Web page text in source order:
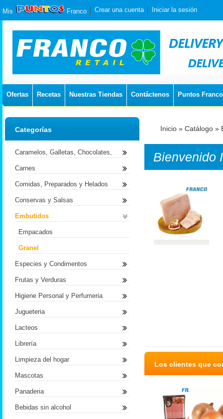
Mis Franco Crear una cuenta Iniciar la sesión
Ofertas Recetas Nuestras Tiendas Contáctenos Puntos Franco
Inicio » Catálogo »
Bienvenido
Los clientes que
Categorías
Caramelos, Galletas, Chocolates,
Carnes
Comidas, Preparados y Helados
Conservas y Salsas
Embutidos
Empacados
Granel
Especies y Condimentos
Frutas y Verduras
Higiene Personal y Perfumeria
Jugueteria
Lacteos
Librería
Limpieza del hogar
Mascotas
Panaderia
Bebidas sin alcohol